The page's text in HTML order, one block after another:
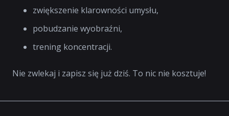
zwiększenie klarowności umysłu,
pobudzanie wyobraźni,
trening koncentracji.
Nie zwlekaj i zapisz się już dziś. To nic nie kosztuje!